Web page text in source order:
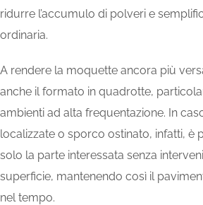
ridurre l’accumulo di polveri e
ordinaria.
A rendere la moquette ancora più
anche il formato in quadrotte,
ambienti ad alta frequentazione. In
localizzate o sporco ostinato, infatti, è
solo la parte interessata senza
superficie, mantenendo così il
nel tempo.